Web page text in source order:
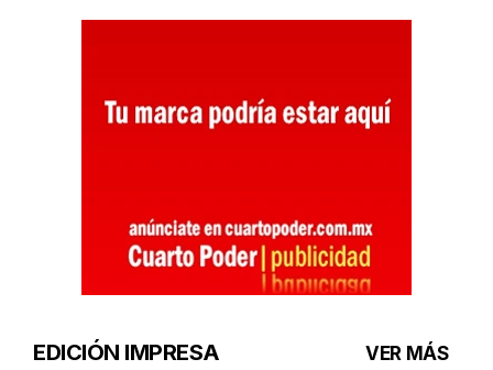
EDICIÓN IMPRESA VER MÁS